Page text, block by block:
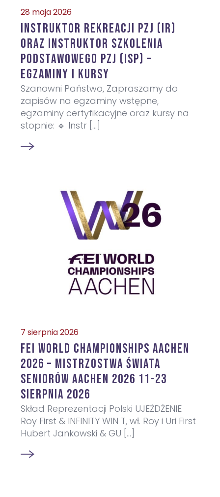
28 maja 2026
Instruktor Rekreacji PZJ (IR)
oraz Instruktor Szkolenia
Podstawowego PZJ (ISP) –
egzaminy i kursy
Szanowni Państwo, Zapraszamy do
zapisów na egzaminy wstępne,
egzaminy certyfikacyjne oraz kursy na
stopnie: 🔹 Instr [...]
7 sierpnia 2026
FEI World Championships Aachen
2026 – Mistrzostwa Świata
Seniorów Aachen 2026 11-23
sierpnia 2026
Skład Reprezentacji Polski UJEŻDŻENIE
Roy First & INFINITY WIN T, wł. Roy i Uri First
Hubert Jankowski & GU [...]